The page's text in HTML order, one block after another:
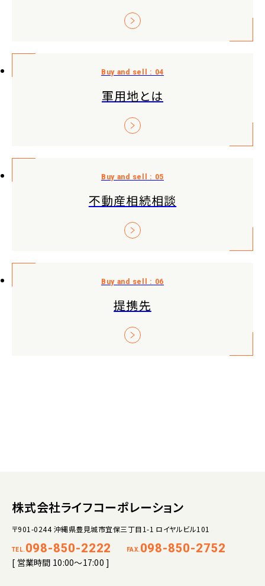
軍用地とは
不動産相続相談
提携先
株式会社ライフコーポレーション
〒901-0244 沖縄県豊見城市宜保三丁目1-1 ロイヤルビル101
TEL. 098-850-2222 FAX. 098-850-2752
[ 営業時間 10:00～17:00 ]